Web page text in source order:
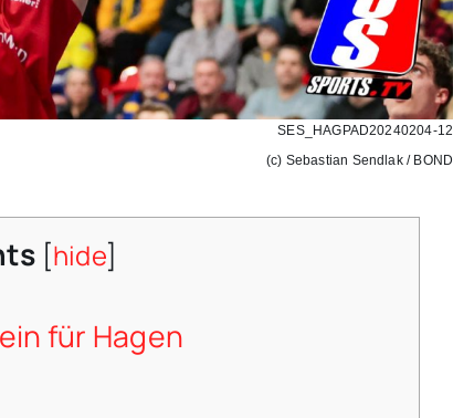
SES_HAGPAD20240204-12
(c) Sebastian Sendlak / BOND
[hide]
für Hagen